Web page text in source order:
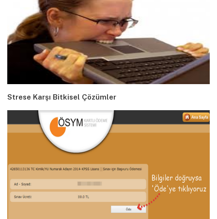
Strese Karşı Bitkisel Çözümler